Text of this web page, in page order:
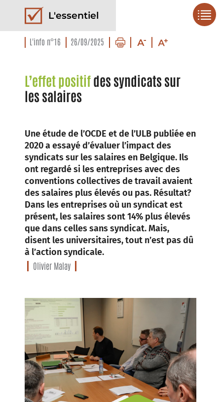
L'essentiel
L'info n°16 26/09/2025
L’effet positifdes syndicats sur
les salaires
Une étude de l’OCDE et de l’ULB publiée en
2020 a essayé d’évaluer l’impact des
syndicats sur les salaires en Belgique. Ils
ont regardé si les entreprises avec des
conventions collectives de travail avaient
des salaires plus élevés ou pas. Résultat?
Dans les entreprises où un syndicat est
présent, les salaires sont 14% plus élevés
que dans celles sans syndicat. Mais,
disent les universitaires, tout n’est pas dû
à l’action syndicale.
Olivier Malay